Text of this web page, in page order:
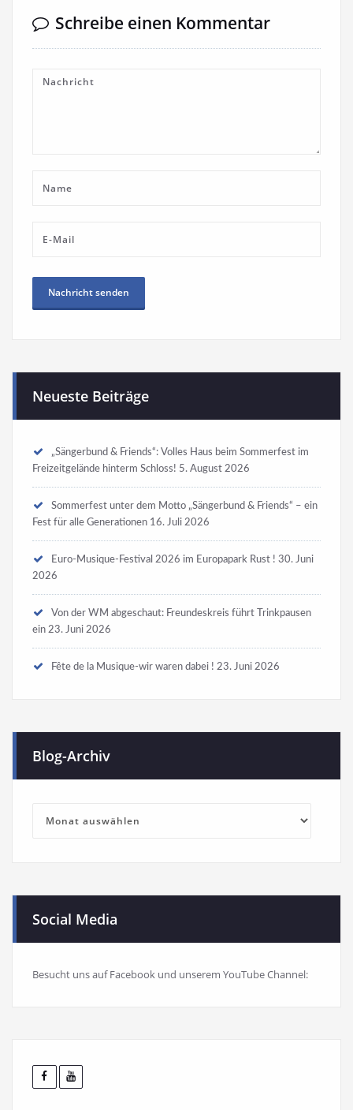
Schreibe einen Kommentar
Neueste Beiträge
„Sängerbund & Friends“: Volles Haus beim Sommerfest im
Freizeitgelände hinterm Schloss! 5. August 2026
Sommerfest unter dem Motto „Sängerbund & Friends“ – ein
Fest für alle Generationen 16. Juli 2026
Euro-Musique-Festival 2026 im Europapark Rust ! 30. Juni
2026
Von der WM abgeschaut: Freundeskreis führt Trinkpausen
ein 23. Juni 2026
Fête de la Musique-wir waren dabei ! 23. Juni 2026
Blog-Archiv
Archiv
Social Media
Besucht uns auf Facebook und unserem YouTube Channel: